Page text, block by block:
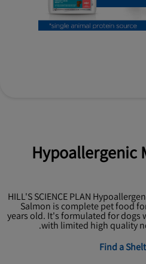
Hypoallergenic
HILL'S SCIENCE PLAN
Salmon is complete pet food
years old. It's formulated for dogs
with limited high quality
Find a